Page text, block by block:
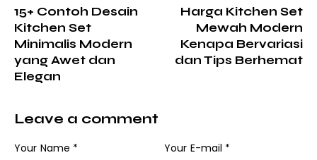
15+ Contoh Desain
Kitchen Set
Minimalis Modern
yang Awet dan
Elegan
Harga Kitchen Set
Mewah Modern
Kenapa Bervariasi
dan Tips Berhemat
Leave a comment